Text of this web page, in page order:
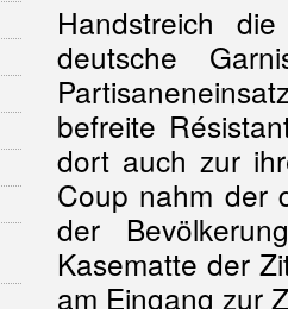
Handstreich
deutsche
befreite
dort auch zur
Coup nahm der
der
Kasematte der
am Eingang zur